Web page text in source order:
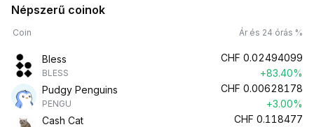
Népszerű coinok
Coin Ár és 24 órás %
Bless
BLESS
CHF 0.02494099
+83.40%
Pudgy Penguins
PENGU
CHF 0.00628178
+3.00%
Cash Cat
CHF 0.118477